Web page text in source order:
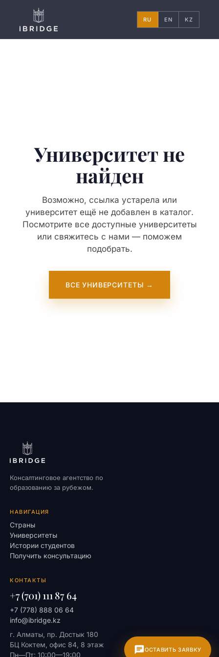
RU EN KZ
Университет не
найден
Возможно, ссылка устарела или
университет ещё не добавлен в каталог.
Посмотрите все доступные университеты
или свяжитесь с нами — поможем
подобрать.
ВСЕ УНИВЕРСИТЕТЫ →
Консалтинговое агентство по
образованию за рубежом.
НАВИГАЦИЯ
Страны
Университеты
Истории студентов
Получить консультацию
КОНТАКТЫ
+7 (701) 111 87 64
+7 (778) 888 06 64
info@ibridge.kz
г. Алматы, пр. Достык 180
БЦ Коктем, офис 84, 8 этаж
Пн—Пт: 10:00—19:00
ОСТАВИТЬ ЗАЯВКУ